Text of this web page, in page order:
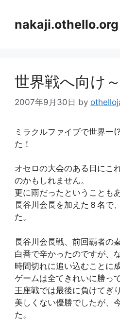
nakaji.othello.org
世界戦へ向け
2007年9月30日 by
ミラクルファイブで世界一
た！
オセロの大会のある日にこ
のかもしれません。
更に雨だったということも
長谷川会長を加えた８名で
た。
長谷川会長戦、前回覇者の
白番で辛かったのですが、
時間切れに追い込むことに
ゲームは全てきれいに勝っ
王座戦では最後に負けてぎ
美しくない優勝でしたが、
た。